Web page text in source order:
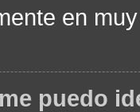
en
puedo